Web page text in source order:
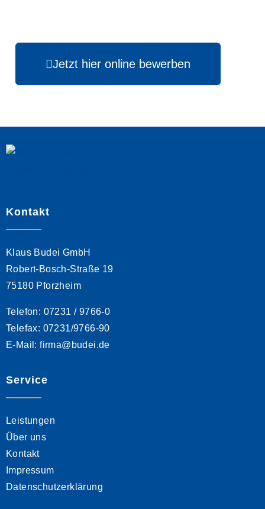
Jetzt hier online bewerben
Kontakt
Klaus Budei GmbH
Robert-Bosch-Straße 19
75180 Pforzheim
Telefon: 07231 / 9766-0
Telefax: 07231/9766-90
E-Mail: firma@budei.de
Service
Leistungen
Über uns
Kontakt
Impressum
Datenschutzerklärung